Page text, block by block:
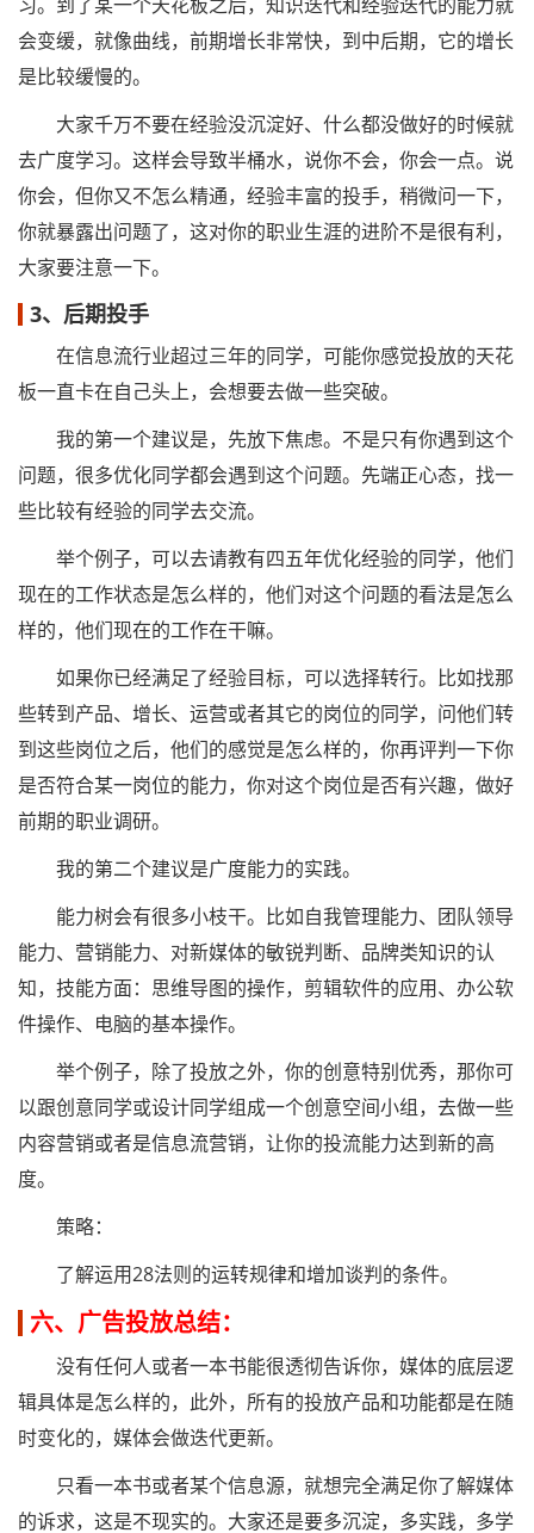
会变缓，就像曲线，前期增长非常快，到中后期，它的增长
是比较缓慢的。
大家千万不要在经验没沉淀好、什么都没做好的时候就
去广度学习。这样会导致半桶水，说你不会，你会一点。说
你会，但你又不怎么精通，经验丰富的投手，稍微问一下，
你就暴露出问题了，这对你的职业生涯的进阶不是很有利，
大家要注意一下。
3、后期投手
在信息流行业超过三年的同学，可能你感觉投放的天花
板一直卡在自己头上，会想要去做一些突破。
我的第一个建议是，先放下焦虑。不是只有你遇到这个
问题，很多优化同学都会遇到这个问题。先端正心态，找一
些比较有经验的同学去交流。
举个例子，可以去请教有四五年优化经验的同学，他们
现在的工作状态是怎么样的，他们对这个问题的看法是怎么
样的，他们现在的工作在干嘛。
如果你已经满足了经验目标，可以选择转行。比如找那
些转到产品、增长、运营或者其它的岗位的同学，问他们转
到这些岗位之后，他们的感觉是怎么样的，你再评判一下你
是否符合某一岗位的能力，你对这个岗位是否有兴趣，做好
前期的职业调研。
我的第二个建议是广度能力的实践。
能力树会有很多小枝干。比如自我管理能力、团队领导
能力、营销能力、对新媒体的敏锐判断、品牌类知识的认
知，技能方面：思维导图的操作，剪辑软件的应用、办公软
件操作、电脑的基本操作。
举个例子，除了投放之外，你的创意特别优秀，那你可
以跟创意同学或设计同学组成一个创意空间小组，去做一些
内容营销或者是信息流营销，让你的投流能力达到新的高
度。
策略：
了解运用28法则的运转规律和增加谈判的条件。
六、广告投放总结：
没有任何人或者一本书能很透彻告诉你，媒体的底层逻
辑具体是怎么样的，此外，所有的投放产品和功能都是在随
时变化的，媒体会做迭代更新。
只看一本书或者某个信息源，就想完全满足你了解媒体
的诉求，这是不现实的。大家还是要多沉淀，多实践，多学